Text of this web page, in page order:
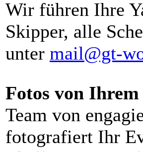
Wir führen Ihre
Skipper, alle
unter mail@gt-
Fotos von
Team von
fotografiert Ihr